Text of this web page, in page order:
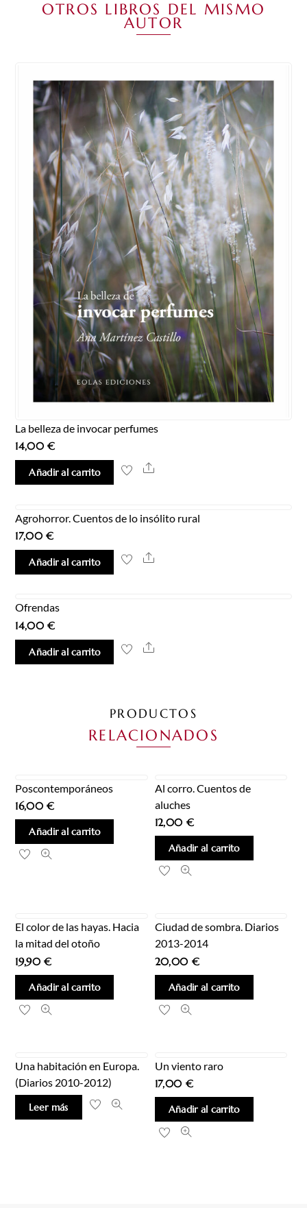
OTROS LIBROS DEL MISMO
AUTOR
La belleza de invocar perfumes
14,00€
Añadir al carrito Share
Agrohorror. Cuentos de lo insólito rural
17,00€
Añadir al carrito Share
Ofrendas
14,00€
Añadir al carrito Share
PRODUCTOS
RELACIONADOS
Poscontemporáneos
16,00€
Añadir al carrito
Al corro. Cuentos de
aluches
12,00 €
Añadir al carrito
El color de las hayas. Hacia
la mitad del otoño
19,90€
Añadir al carrito
Ciudad de sombra. Diarios
2013-2014
20,00 €
Añadir al carrito
Una habitación en Europa.
(Diarios 2010-2012)
Leer más
Un viento raro
17,00 €
Añadir al carrito